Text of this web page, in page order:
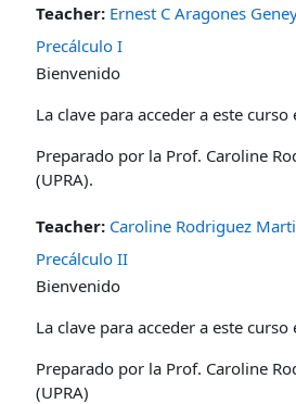
Teacher: Ernest C Aragones
Precálculo I
Bienvenido
La clave para acceder a este curso
Preparado por la Prof. Caroline
(UPRA).
Teacher: Caroline Rodriguez
Precálculo II
Bienvenido
La clave para acceder a este curso
Preparado por la Prof. Caroline
(UPRA)